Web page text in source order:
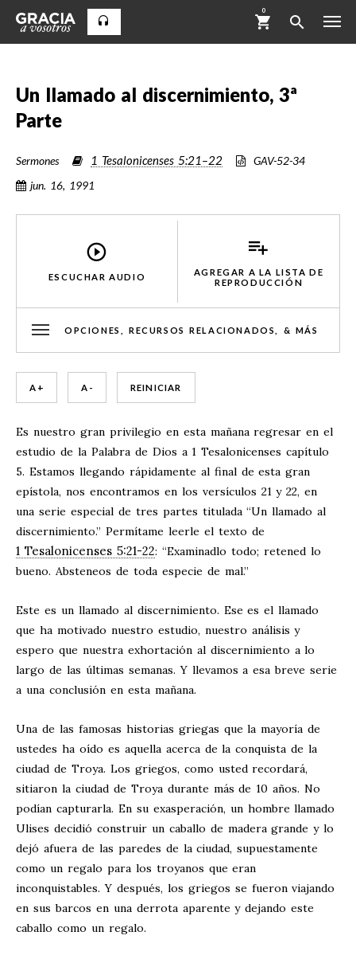
0
Un llamado al discernimiento, 3ª
Parte
Sermones 1 Tesalonicenses 5:21–22
GAV-52-34
jun. 16, 1991
ESCUCHAR AUDIO
AGREGAR A LA LISTA DE
REPRODUCCIÓN
OPCIONES, RECURSOS RELACIONADOS, & MÁS
A + A - REINICIAR
Es nuestro gran privilegio en esta mañana regresar en el
estudio de la Palabra de Dios a 1 Tesalonicenses capítulo
5. Estamos llegando rápidamente al final de esta gran
epístola, nos encontramos en los versículos 21 y 22, en
una serie especial de tres partes titulada “Un llamado al
discernimiento.” Permítame leerle el texto de
1 Tesalonicenses 5:21-22: “Examinadlo todo; retened lo
bueno. Absteneos de toda especie de mal.”
Este es un llamado al discernimiento. Ese es el llamado
que ha motivado nuestro estudio, nuestro análisis y
espero que nuestra exhortación al discernimiento a lo
largo de las últimas semanas. Y llevamos a esa breve serie
a una conclusión en esta mañana.
Una de las famosas historias griegas que la mayoría de
ustedes ha oído es aquella acerca de la conquista de la
ciudad de Troya. Los griegos, como usted recordará,
sitiaron la ciudad de Troya durante más de 10 años. No
podían capturarla. En su exasperación, un hombre llamado
Ulises decidió construir un caballo de madera grande y lo
dejó afuera de las paredes de la ciudad, supuestamente
como un regalo para los troyanos que eran
inconquistables. Y después, los griegos se fueron viajando
en sus barcos en una derrota aparente y dejando este
caballo como un regalo.